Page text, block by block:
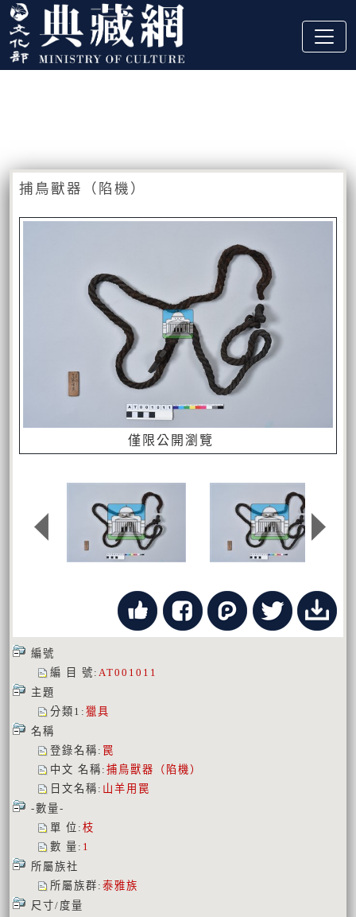
跳到主要內容
:::
捕鳥獸器（陷機）
僅限公開瀏覽
編號
編 目 號 : AT001011
主題
分類1 : 獵具
名稱
登錄名稱 : 罠
中文 名稱 : 捕鳥獸器（陷機）
日文名稱 : 山羊用罠
-數量-
單 位 : 枝
數 量 : 1
所屬族社
所屬族群 : 泰雅族
尺寸/度量